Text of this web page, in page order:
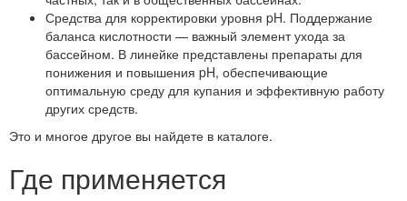
Средства для корректировки уровня pH. Поддержание
баланса кислотности — важный элемент ухода за
бассейном. В линейке представлены препараты для
понижения и повышения pH, обеспечивающие
оптимальную среду для купания и эффективную работу
других средств.
Это и многое другое вы найдете в каталоге.
Где применяется